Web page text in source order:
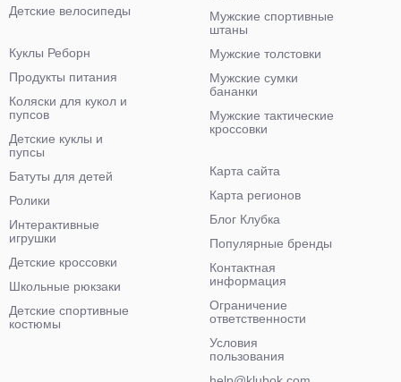
Детские велосипеды
Мужские спортивные
штаны
Мужские толстовки
Мужские сумки
бананки
Мужские тактические
кроссовки
Куклы Реборн
Продукты питания
Коляски для кукол и
пупсов
Детские куклы и
пупсы
Батуты для детей
Ролики
Интерактивные
игрушки
Детские кроссовки
Школьные рюкзаки
Детские спортивные
костюмы
Карта сайта
Карта регионов
Блог Клубка
Популярные бренды
Контактная
информация
Ограничение
ответственности
Условия
пользования